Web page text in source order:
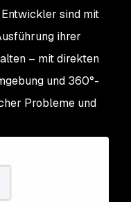
sind mit
ihrer
– mit direkten
und 360°-
Probleme und